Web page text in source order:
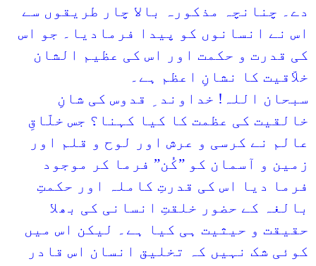
دے۔ چنانچہ مذکورہ بالا چار طریقوں سے
اس نے انسانوں کو پیدا فرمادیا۔ جو اس
کی قدرت و حکمت اور اس کی عظیم الشان
خلاّقیت کا نشانِ اعظم ہے۔
سبحان اللہ! خداوند ِ قدوس کی شانِ
خالقیت کی عظمت کا کیا کہنا؟ جس خلّاقِ
عالم نے کرسی و عرش اور لوح و قلم اور
زمین و آسمان کو ”کُن” فرما کر موجود
فرما دیا اس کی قدرتِ کاملہ اور حکمتِ
بالغہ کے حضور خلقتِ انسانی کی بھلا
حقیقت و حیثیت ہی کیا ہے۔ لیکن اس میں
کوئی شک نہیں کہ تخلیق انسان اس قادر